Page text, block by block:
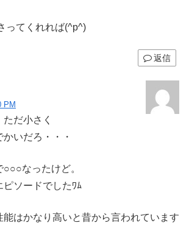
ってくれれば(^p^)
返信
PM
だ小さく
いだろ・・・
なったけど。
ソードでしたﾜﾑ
能はかなり高いと昔から言われています